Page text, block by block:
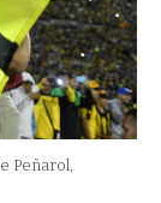
Peñarol,